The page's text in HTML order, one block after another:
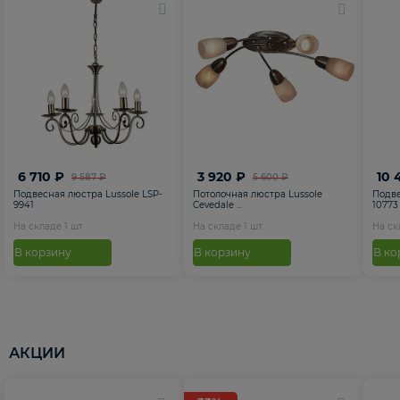
9 587 ₽
6 710 ₽
Подвесная люстра Lussole LSP-
9941
На складе 1 шт
В корзину
5 600 ₽
3 920 ₽
Потолочная люстра Lussole
Cevedale ...
На складе 1 шт
В корзину
10
10773
На
В
АКЦИИ